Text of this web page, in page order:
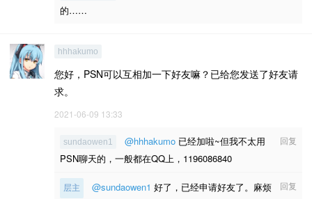
的……
hhhakumo
您好，PSN可以互相加一下好友嘛？已给您发送了好友请
求。
2021-06-09 13:33
回复
sundaowen1 @hhhakumo 已经加啦~但我不太用
PSN聊天的，一般都在QQ上，1196086840
回复
层主 @sundaowen1 好了，已经申请好友了。麻烦